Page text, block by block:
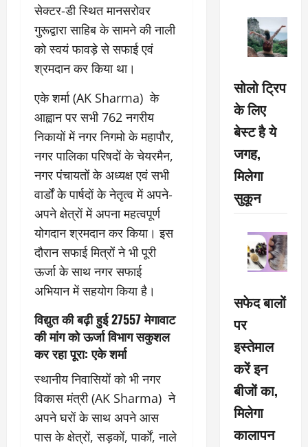
सेक्टर-डी स्थित मानसरोवर
गुरूद्वारा साहिब के सामने की नाली
को स्वयं फावड़े से सफाई एवं
श्रमदान कर किया था।
एके शर्मा (AK Sharma) के
आह्वान पर सभी 762 नगरीय
निकायों में नगर निगमो के महापौर,
नगर पालिका परिषदों के चेयरमैन,
नगर पंचायतों के अध्यक्ष एवं सभी
वार्डों के पार्षदों के नेतृत्व में अपने-
अपने क्षेत्रों में अपना महत्वपूर्ण
योगदान श्रमदान कर किया। इस
दौरान सफाई मित्रों ने भी पूरी
ऊर्जा के साथ नगर सफाई
अभियान में सहयोग किया है।
विद्युत की बढ़ी हुई 27557 मेगावाट
की मांग को ऊर्जा विभाग सकुशल
कर रहा पूरा: एके शर्मा
स्थानीय निवासियों को भी नगर
विकास मंत्री (AK Sharma) ने
अपने घरों के साथ अपने आस
पास के क्षेत्रों, सड़कों, पार्कों, नाले
सोलो ट्रिप
के लिए
बेस्ट है ये
जगह,
मिलेगा
सुकून
सफेद बालों
पर
इस्तेमाल
करें इन
बीजों का,
मिलेगा
कालापन